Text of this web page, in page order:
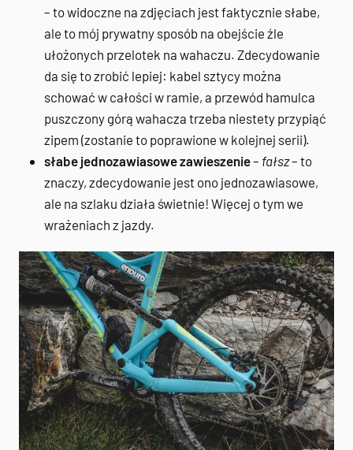
– to widoczne na zdjęciach jest faktycznie słabe,
ale to mój prywatny sposób na obejście źle
ułożonych przelotek na wahaczu. Zdecydowanie
da się to zrobić lepiej: kabel sztycy można
schować w całości w ramie, a przewód hamulca
puszczony górą wahacza trzeba niestety przypiąć
zipem (zostanie to poprawione w kolejnej serii).
słabe jednozawiasowe zawieszenie– fałsz– to
znaczy, zdecydowanie jest ono jednozawiasowe,
ale na szlaku działa świetnie! Więcej o tym we
wrażeniach z jazdy.